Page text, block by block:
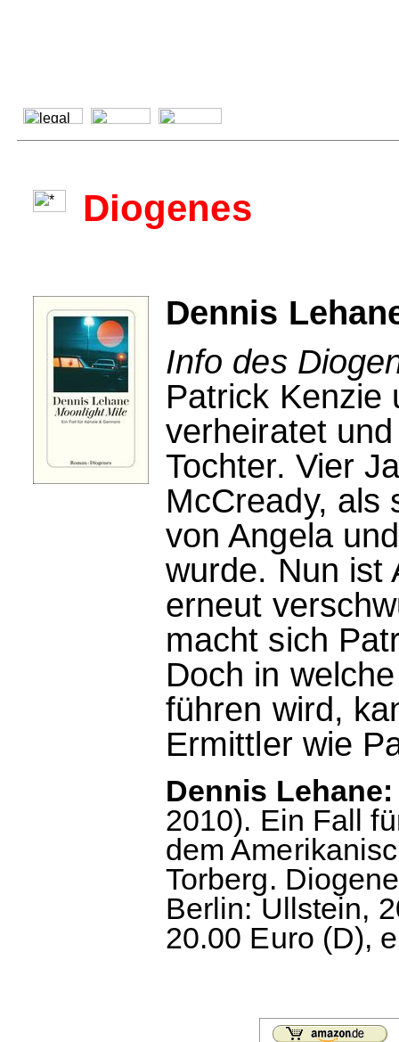
Diogenes
Dennis
Info des
Patrick Kenzie
verheiratet
Tochter. Vier
McCready, als
von Angela
wurde. Nun ist
erneut
macht sich
Doch in
führen wird,
Ermittler wie
Dennis
2010). Ein Fall
dem
Torberg.
Berlin: Ullstein,
20.00 Euro (D),